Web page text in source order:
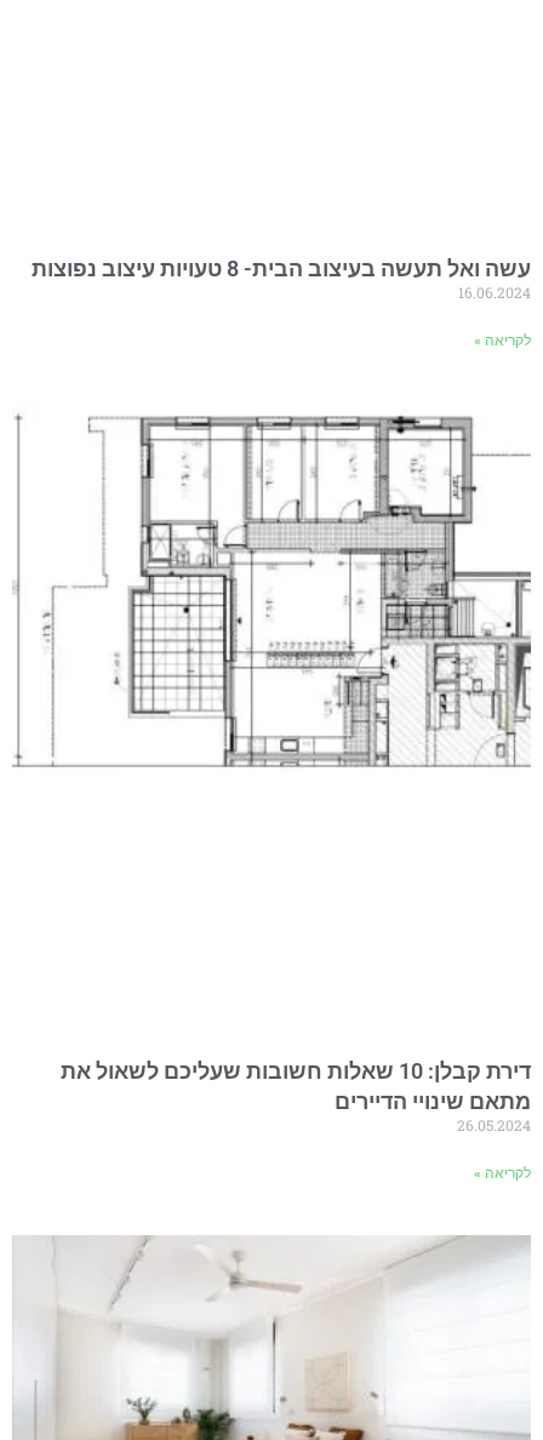
עשה ואל תעשה בעיצוב הבית- 8 טעויות עיצוב נפוצות
16.06.2024
לקריאה »
דירת קבלן: 10 שאלות חשובות שעליכם לשאול את
מתאם שינויי הדיירים
26.05.2024
לקריאה »